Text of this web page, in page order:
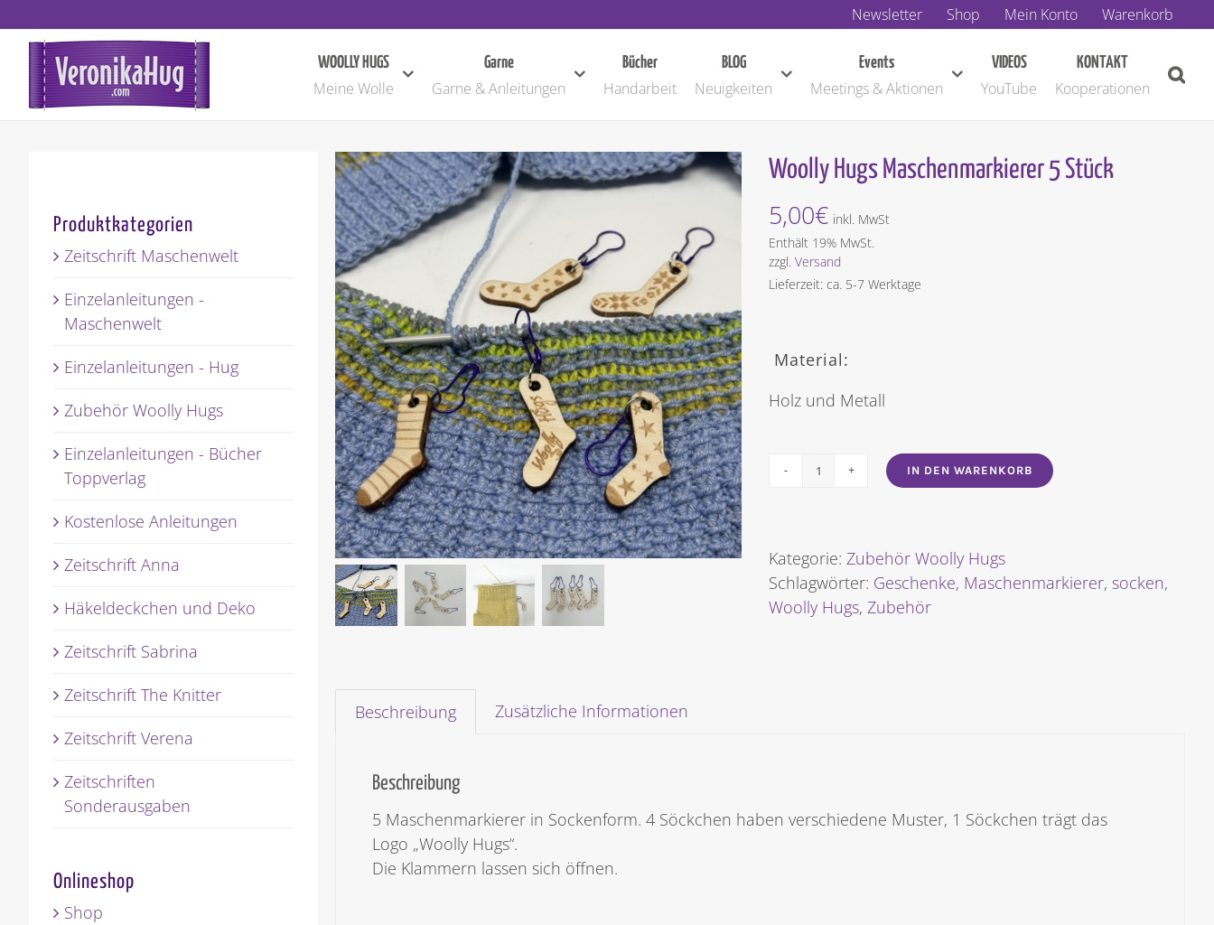
Inhalt
springen
Newsletter Shop Mein Konto Warenkorb
WOOLLY HUGS
Meine Wolle
Garne
Garne & Anleitungen
Bücher
Handarbeit
BLOG
Neuigkeiten
Events
Meetings & Aktionen
VIDEOS
YouTube
KONTAKT
Kooperationen
Woolly Hugs Maschenmarkierer 5 Stück
5,00€ inkl. MwSt
Enthält 19% MwSt.
zzgl.Versand
Lieferzeit: ca. 5-7 Werktage
Material:
Holz und Metall
Woolly
5
Stück
Menge
IN DEN WARENKORB
Kategorie: Zubehör Woolly Hugs
Schlagwörter: Geschenke, Maschenmarkierer, socken,
Woolly Hugs, Zubehör
Beschreibung Zusätzliche Informationen
Beschreibung
5 Maschenmarkierer in Sockenform. 4 Söckchen haben verschiedene Muster, 1 Söckchen trägt das
Logo „Woolly Hugs“.
Die Klammern lassen sich öffnen.
Produktkategorien
Zeitschrift Maschenwelt
Einzelanleitungen -
Maschenwelt
Einzelanleitungen - Hug
Zubehör Woolly Hugs
Einzelanleitungen - Bücher
Toppverlag
Kostenlose Anleitungen
Zeitschrift Anna
Häkeldeckchen und Deko
Zeitschrift Sabrina
Zeitschrift The Knitter
Zeitschrift Verena
Zeitschriften
Sonderausgaben
Onlineshop
Shop